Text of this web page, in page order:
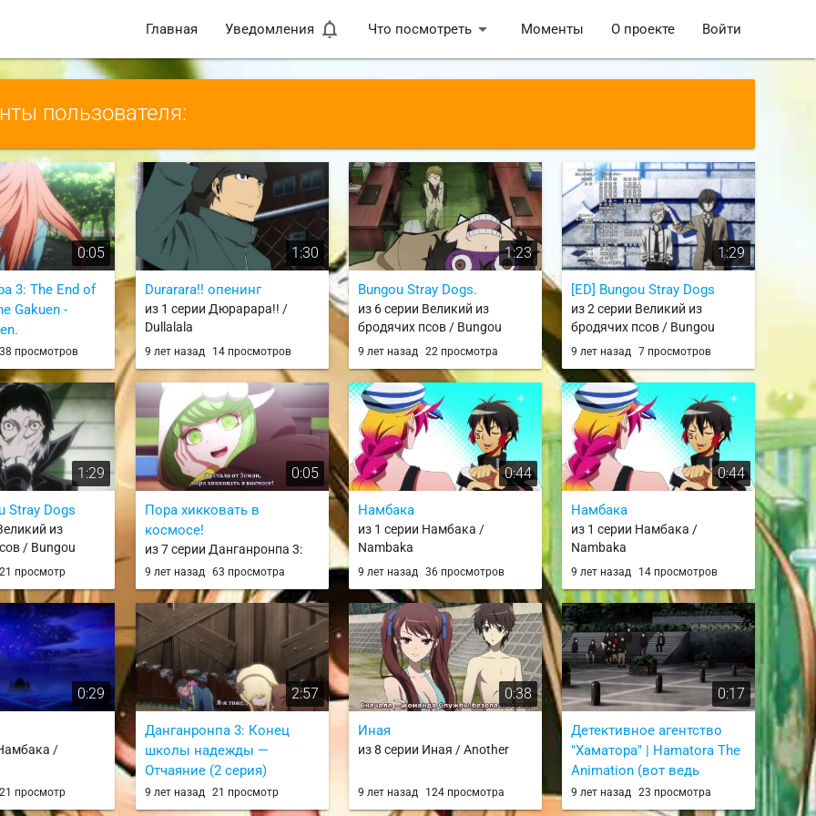
Главная Уведомления notifications_none Что посмотретьarrow_drop_down Моменты О проекте Войти
пользователя:
0:05
3: The End of
Gakuen -
3:
надежды —
3:
hen
38 просмотров
1:30
Durarara!! опенинг
из 1 серии Дюрарара!! /
Dullalala
9 лет назад 14 просмотров
1:23
Bungou Stray Dogs.
из 6 серии Великий из
бродячих псов / Bungou
Stray Dogs
9 лет назад 22 просмотра
1:29
[ED] Bungou Stray Dogs
из 2 серии Великий из
бродячих псов / Bungou
Stray Dogs
9 лет назад 7 просмотров
1:29
Stray Dogs
из
/ Bungou
21 просмотр
0:05
Пора хикковать в
космосе!
из 7 серии Данганронпа 3:
Конец школы надежды —
The End of Kibougamine
Gakuen - Mirai-hen
9 лет назад 63 просмотра
0:44
Намбака
из 1 серии Намбака /
Nambaka
9 лет назад 36 просмотров
0:44
Намбака
из 1 серии Намбака /
Nambaka
9 лет назад 14 просмотров
0:29
/
21 просмотр
2:57
Данганронпа 3: Конец
школы надежды —
Отчаяние (2 серия)
из 2 серии Данганронпа 3:
Конец школы надежды —
9 лет назад 21 просмотр
0:38
Иная
из 8 серии Иная / Another
9 лет назад 124 просмотра
0:17
Детективное агентство
"Хаматора" | Hamatora The
Animation (вот ведь
придурки)
из 10 серии Детективное
9 лет назад 23 просмотра